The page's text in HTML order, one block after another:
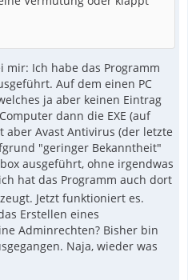
mir: Ich habe das Programm
Auf dem einen PC
ja aber keinen Eintrag
dann die EXE (auf
aber Avast Antivirus (der letzte
"geringer Bekanntheit"
ausgeführt, ohne irgendwas
hat das Programm auch dort
Jetzt funktioniert es.
Erstellen eines
Adminrechten? Bisher bin
Naja, wieder was